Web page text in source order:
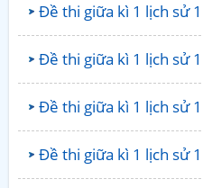
Đề thi giữa kì 1 lịch sử
Đề thi giữa kì 1 lịch sử
Đề thi giữa kì 1 lịch sử
Đề thi giữa kì 1 lịch sử